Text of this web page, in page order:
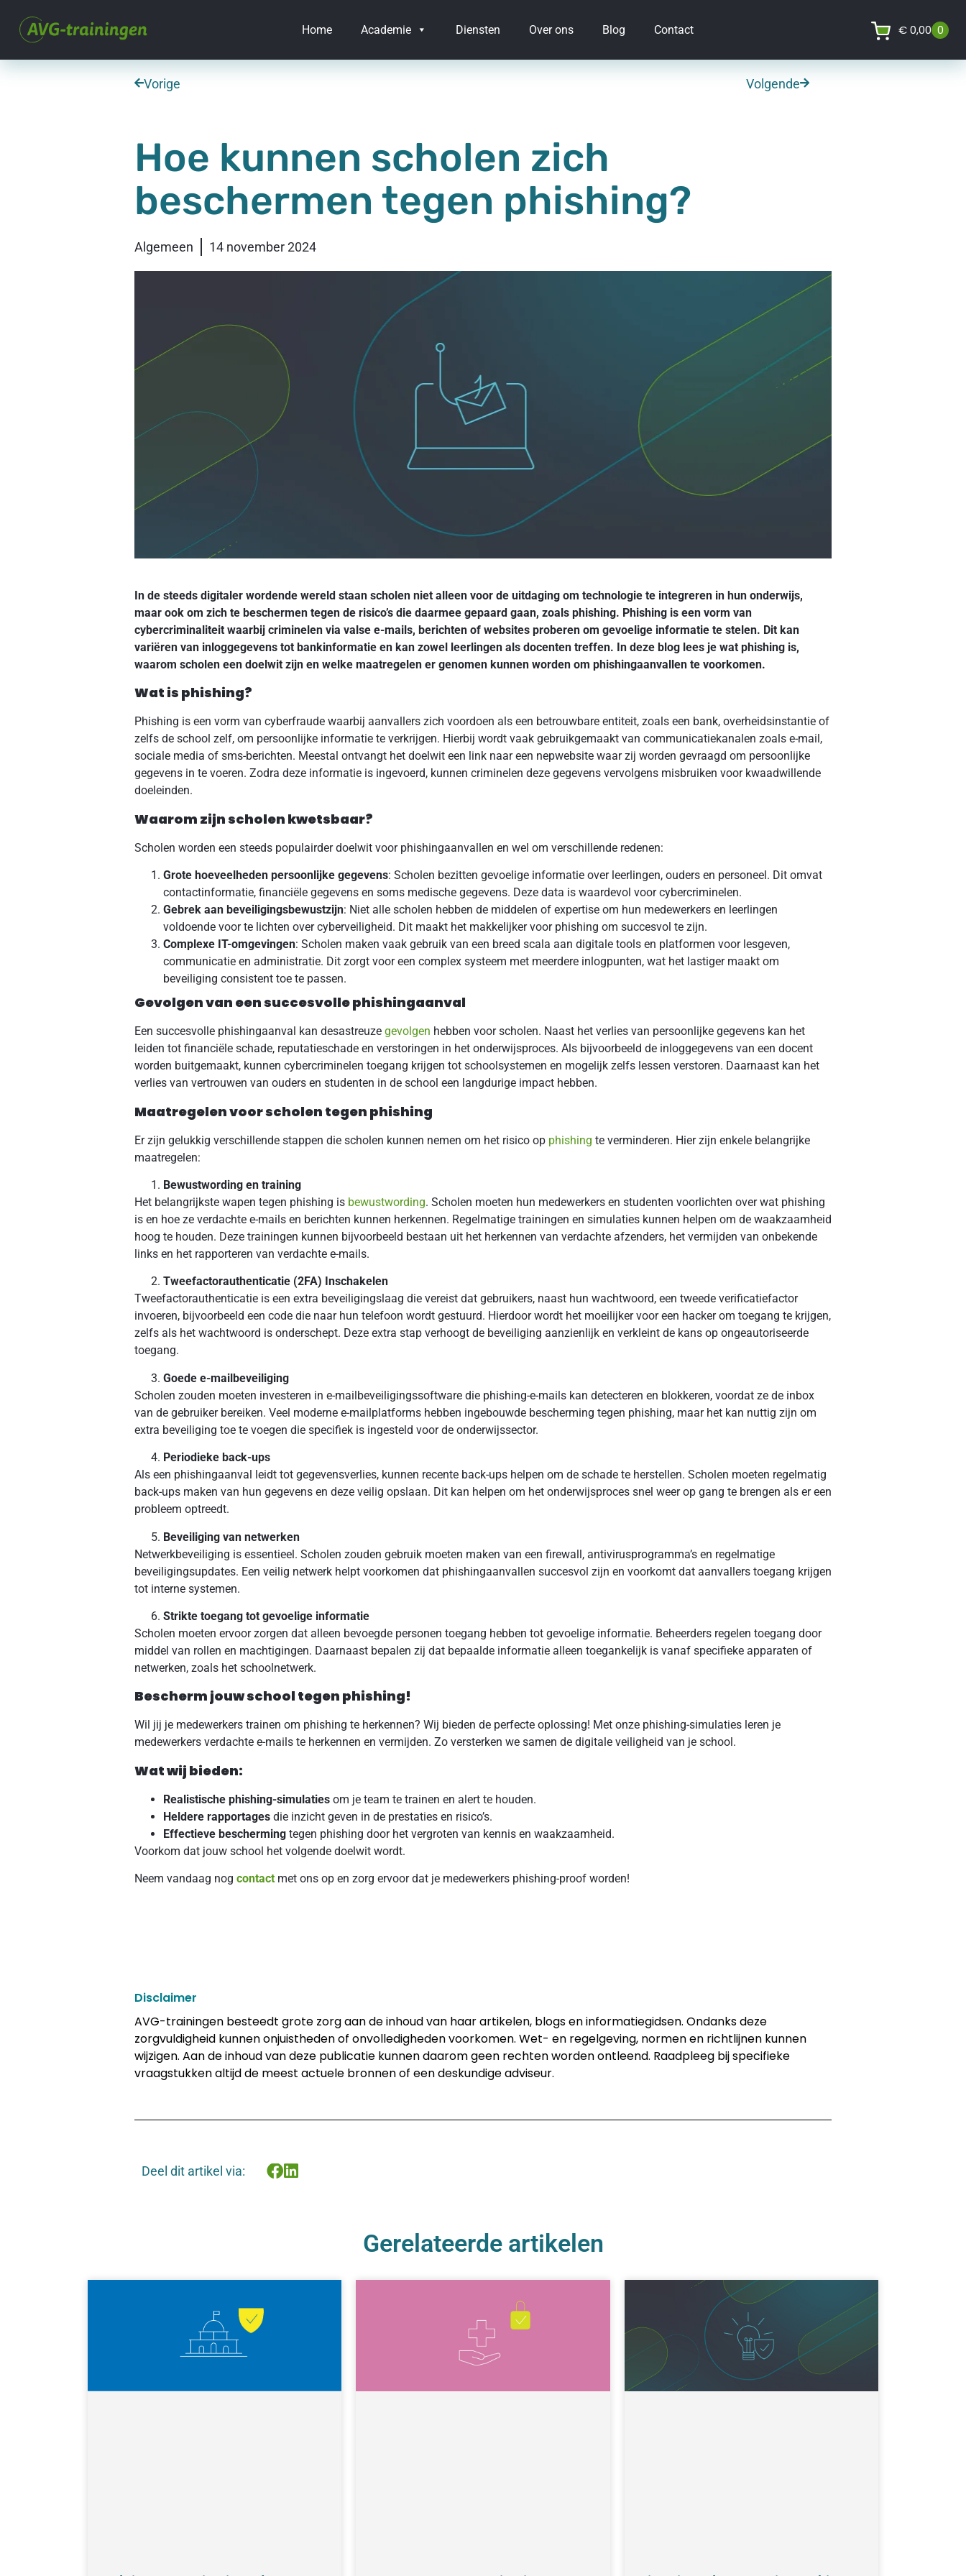
Home Academie Diensten Over ons Blog Contact €0,00 0
Vorige Volgende
Hoe kunnen scholen zich
beschermen tegen phishing?
Algemeen 14 november 2024
In de steeds digitaler wordende wereld staan scholen niet alleen voor de uitdaging om technologie te integreren in hun onderwijs,
maar ook om zich te beschermen tegen de risico’s die daarmee gepaard gaan, zoals phishing. Phishing is een vorm van
cybercriminaliteit waarbij criminelen via valse e-mails, berichten of websites proberen om gevoelige informatie te stelen. Dit kan
variëren van inloggegevens tot bankinformatie en kan zowel leerlingen als docenten treffen. In deze blog lees je wat phishing is,
waarom scholen een doelwit zijn en welke maatregelen er genomen kunnen worden om phishingaanvallen te voorkomen.
Wat is phishing?
Phishing is een vorm van cyberfraude waarbij aanvallers zich voordoen als een betrouwbare entiteit, zoals een bank, overheidsinstantie of
zelfs de school zelf, om persoonlijke informatie te verkrijgen. Hierbij wordt vaak gebruikgemaakt van communicatiekanalen zoals e-mail,
sociale media of sms-berichten. Meestal ontvangt het doelwit een link naar een nepwebsite waar zij worden gevraagd om persoonlijke
gegevens in te voeren. Zodra deze informatie is ingevoerd, kunnen criminelen deze gegevens vervolgens misbruiken voor kwaadwillende
doeleinden.
Waarom zijn scholen kwetsbaar?
Scholen worden een steeds populairder doelwit voor phishingaanvallen en wel om verschillende redenen:
Grote hoeveelheden persoonlijke gegevens: Scholen bezitten gevoelige informatie over leerlingen, ouders en personeel. Dit omvat
contactinformatie, financiële gegevens en soms medische gegevens. Deze data is waardevol voor cybercriminelen.
Gebrek aan beveiligingsbewustzijn: Niet alle scholen hebben de middelen of expertise om hun medewerkers en leerlingen
voldoende voor te lichten over cyberveiligheid. Dit maakt het makkelijker voor phishing om succesvol te zijn.
Complexe IT-omgevingen: Scholen maken vaak gebruik van een breed scala aan digitale tools en platformen voor lesgeven,
communicatie en administratie. Dit zorgt voor een complex systeem met meerdere inlogpunten, wat het lastiger maakt om
beveiliging consistent toe te passen.
Gevolgen van een succesvolle phishingaanval
Een succesvolle phishingaanval kan desastreuze gevolgen hebben voor scholen. Naast het verlies van persoonlijke gegevens kan het
leiden tot financiële schade, reputatieschade en verstoringen in het onderwijsproces. Als bijvoorbeeld de inloggegevens van een docent
worden buitgemaakt, kunnen cybercriminelen toegang krijgen tot schoolsystemen en mogelijk zelfs lessen verstoren. Daarnaast kan het
verlies van vertrouwen van ouders en studenten in de school een langdurige impact hebben.
Maatregelen voor scholen tegen phishing
Er zijn gelukkig verschillende stappen die scholen kunnen nemen om het risico op phishing te verminderen. Hier zijn enkele belangrijke
maatregelen:
Bewustwording en training
Het belangrijkste wapen tegen phishing is bewustwording. Scholen moeten hun medewerkers en studenten voorlichten over wat phishing
is en hoe ze verdachte e-mails en berichten kunnen herkennen. Regelmatige trainingen en simulaties kunnen helpen om de waakzaamheid
hoog te houden. Deze trainingen kunnen bijvoorbeeld bestaan uit het herkennen van verdachte afzenders, het vermijden van onbekende
links en het rapporteren van verdachte e-mails.
Tweefactorauthenticatie (2FA) Inschakelen
Tweefactorauthenticatie is een extra beveiligingslaag die vereist dat gebruikers, naast hun wachtwoord, een tweede verificatiefactor
invoeren, bijvoorbeeld een code die naar hun telefoon wordt gestuurd. Hierdoor wordt het moeilijker voor een hacker om toegang te krijgen,
zelfs als het wachtwoord is onderschept. Deze extra stap verhoogt de beveiliging aanzienlijk en verkleint de kans op ongeautoriseerde
toegang.
Goede e-mailbeveiliging
Scholen zouden moeten investeren in e-mailbeveiligingssoftware die phishing-e-mails kan detecteren en blokkeren, voordat ze de inbox
van de gebruiker bereiken. Veel moderne e-mailplatforms hebben ingebouwde bescherming tegen phishing, maar het kan nuttig zijn om
extra beveiliging toe te voegen die specifiek is ingesteld voor de onderwijssector.
Periodieke back-ups
Als een phishingaanval leidt tot gegevensverlies, kunnen recente back-ups helpen om de schade te herstellen. Scholen moeten regelmatig
back-ups maken van hun gegevens en deze veilig opslaan. Dit kan helpen om het onderwijsproces snel weer op gang te brengen als er een
probleem optreedt.
Beveiliging van netwerken
Netwerkbeveiliging is essentieel. Scholen zouden gebruik moeten maken van een firewall, antivirusprogramma’s en regelmatige
beveiligingsupdates. Een veilig netwerk helpt voorkomen dat phishingaanvallen succesvol zijn en voorkomt dat aanvallers toegang krijgen
tot interne systemen.
Strikte toegang tot gevoelige informatie
Scholen moeten ervoor zorgen dat alleen bevoegde personen toegang hebben tot gevoelige informatie. Beheerders regelen toegang door
middel van rollen en machtigingen. Daarnaast bepalen zij dat bepaalde informatie alleen toegankelijk is vanaf specifieke apparaten of
netwerken, zoals het schoolnetwerk.
Bescherm jouw school tegen phishing!
Wil jij je medewerkers trainen om phishing te herkennen? Wij bieden de perfecte oplossing! Met onze phishing-simulaties leren je
medewerkers verdachte e-mails te herkennen en vermijden. Zo versterken we samen de digitale veiligheid van je school.
Wat wij bieden:
Realistische phishing-simulaties om je team te trainen en alert te houden.
Heldere rapportages die inzicht geven in de prestaties en risico’s.
Effectieve bescherming tegen phishing door het vergroten van kennis en waakzaamheid.
Voorkom dat jouw school het volgende doelwit wordt.
Neem vandaag nog contact met ons op en zorg ervoor dat je medewerkers phishing-proof worden!
Disclaimer
AVG-trainingen besteedt grote zorg aan de inhoud van haar artikelen, blogs en informatiegidsen. Ondanks deze
zorgvuldigheid kunnen onjuistheden of onvolledigheden voorkomen. Wet- en regelgeving, normen en richtlijnen kunnen
wijzigen. Aan de inhoud van deze publicatie kunnen daarom geen rechten worden ontleend. Raadpleeg bij specifieke
vraagstukken altijd de meest actuele bronnen of een deskundige adviseur.
Deel dit artikel via:
Gerelateerde artikelen